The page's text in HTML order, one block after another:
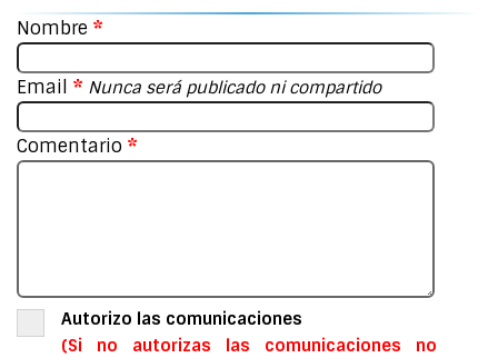
Nombre *
Email * Nunca será publicado ni compartido
Comentario *
Autorizo las comunicaciones
(Si no autorizas las comunicaciones no